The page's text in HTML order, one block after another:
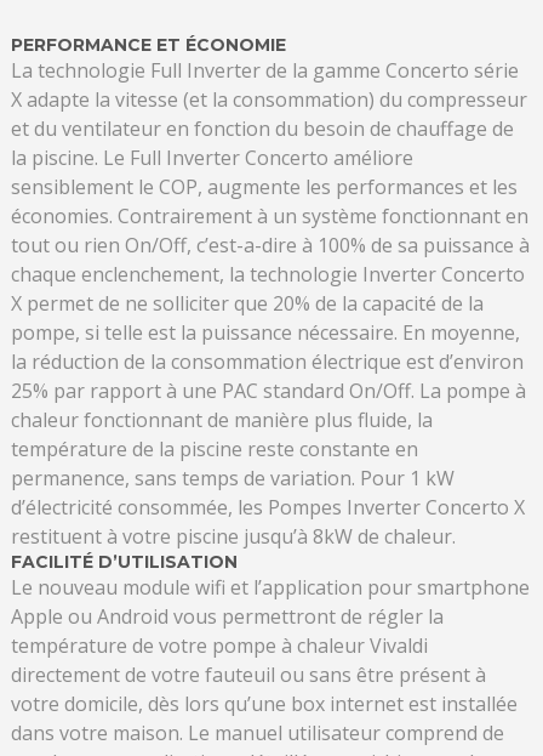
PERFORMANCE ET ÉCONOMIE
La technologie Full Inverter de la gamme Concerto série
X adapte la vitesse (et la consommation) du compresseur
et du ventilateur en fonction du besoin de chauffage de
la piscine. Le Full Inverter Concerto améliore
sensiblement le COP, augmente les performances et les
économies. Contrairement à un système fonctionnant en
tout ou rien On/Off, c’est-a-dire à 100% de sa puissance à
chaque enclenchement, la technologie Inverter Concerto
X permet de ne solliciter que 20% de la capacité de la
pompe, si telle est la puissance nécessaire. En moyenne,
la réduction de la consommation électrique est d’environ
25% par rapport à une PAC standard On/Off. La pompe à
chaleur fonctionnant de manière plus fluide, la
température de la piscine reste constante en
permanence, sans temps de variation. Pour 1 kW
d’électricité consommée, les Pompes Inverter Concerto X
restituent à votre piscine jusqu’à 8kW de chaleur.
FACILITÉ D’UTILISATION
Le nouveau module wifi et l’application pour smartphone
Apple ou Android vous permettront de régler la
température de votre pompe à chaleur Vivaldi
directement de votre fauteuil ou sans être présent à
votre domicile, dès lors qu’une box internet est installée
dans votre maison. Le manuel utilisateur comprend de